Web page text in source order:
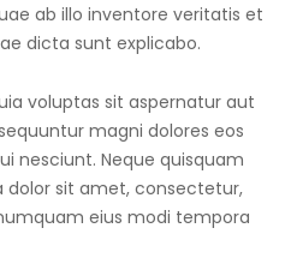
ab illo inventore veritatis et
dicta sunt explicabo.
voluptas sit aspernatur aut
magni dolores eos
nesciunt. Neque quisquam
dolor sit amet, consectetur,
eius modi tempora